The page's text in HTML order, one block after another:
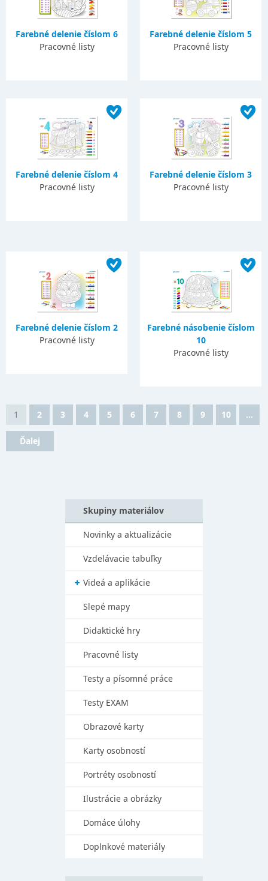
Farebné delenie číslom 6
Pracovné listy
Farebné delenie číslom 5
Pracovné listy
Farebné delenie číslom 4
Pracovné listy
Farebné delenie číslom 3
Pracovné listy
Farebné delenie číslom 2
Pracovné listy
Farebné násobenie číslom
10
Pracovné listy
1 2 3 4 5 6 7 8 9 10 ...
Ďalej
Skupiny materiálov
Novinky a aktualizácie
Vzdelávacie tabuľky
Videá a aplikácie
Slepé mapy
Didaktické hry
Pracovné listy
Testy a písomné práce
Testy EXAM
Obrazové karty
Karty osobností
Portréty osobností
Ilustrácie a obrázky
Domáce úlohy
Doplnkové materiály